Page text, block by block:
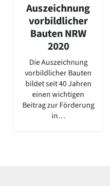
Auszeichnung
vorbildlicher
Bauten NRW
2020
Die Auszeichnung
vorbildlicher Bauten
bildet seit 40 Jahren
einen wichtigen
Beitrag zur Förderung
in…